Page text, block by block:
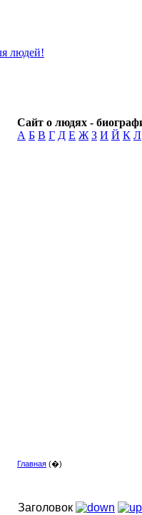
Сайт о людях -
А Б В Г Д Е Ж З И Й К Л
Главная (�)
Заголовок